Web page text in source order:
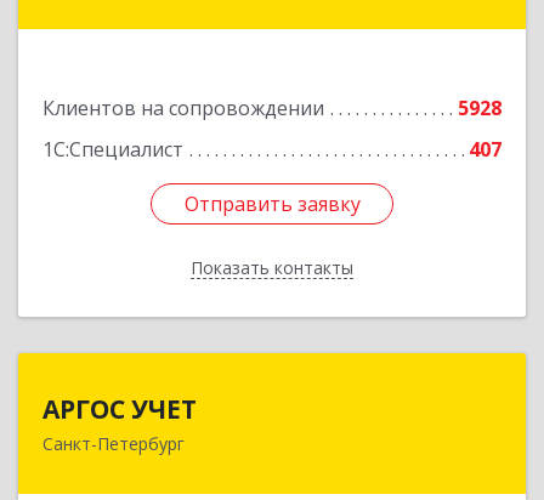
Клиентов на сопровождении
5928
1С:Специалист
407
Отправить заявку
Показать контакты
Отправить заявку
Назад
АРГОС УЧЕТ
Санкт-Петербург
196191, Санкт-Петербург г, Конституции пл,